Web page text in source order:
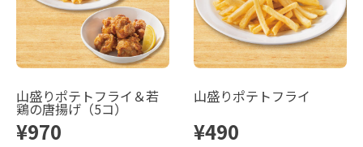
山盛りポテトフライ＆若
鶏の唐揚げ（5コ）
¥970
山盛りポテトフライ
¥490